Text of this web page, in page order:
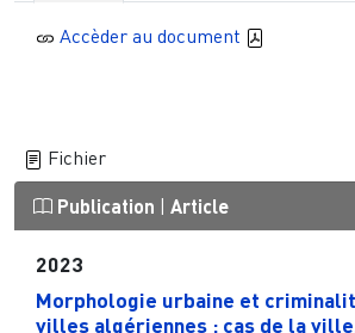
Accèder au document
Fichier
Publication Article
2023
Morphologie urbaine et
villes algériennes : cas de la